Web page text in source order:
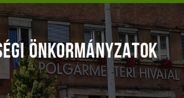
ÖNKORMÁNYZATOK